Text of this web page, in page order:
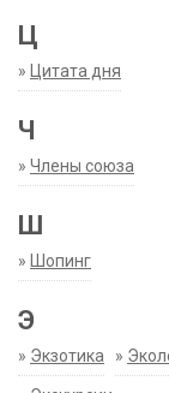
Ц
» Цитата дня
Ч
» Члены союза
Ш
» Шопинг
Э
» Экзотика »